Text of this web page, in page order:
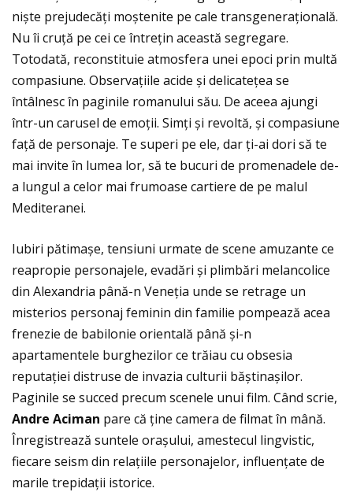
niște prejudecăţi moștenite pe cale transgeneraţională.
Nu îi cruţă pe cei ce întreţin această segregare.
Totodată, reconstituie atmosfera unei epoci prin multă
compasiune. Observaţiile acide și delicateţea se
întâlnesc în paginile romanului său. De aceea ajungi
într-un carusel de emoţii. Simţi și revoltă, și compasiune
faţă de personaje. Te superi pe ele, dar ţi-ai dori să te
mai invite în lumea lor, să te bucuri de promenadele de-
a lungul a celor mai frumoase cartiere de pe malul
Mediteranei.
Iubiri pătimașe, tensiuni urmate de scene amuzante ce
reapropie personajele, evadări și plimbări melancolice
din Alexandria până-n Veneţia unde se retrage un
misterios personaj feminin din familie pompează acea
frenezie de babilonie orientală până și-n
apartamentele burghezilor ce trăiau cu obsesia
reputaţiei distruse de invazia culturii băștinașilor.
Paginile se succed precum scenele unui film. Când scrie,
Andre Aciman pare că ţine camera de filmat în mână.
Înregistrează suntele orașului, amestecul lingvistic,
fiecare seism din relaţiile personajelor, influenţate de
marile trepidaţii istorice.